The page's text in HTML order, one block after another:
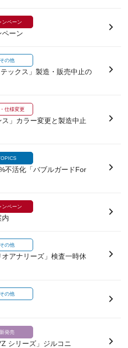
ンペーン
ペーン
その他
ックス」製造・販売中止の
仕様変更
ス」カラー変更と製造中止
不活化「バブルガードFor
ンペーン
内
その他
オアナリーズ」検査一時休
その他
新発売
シリーズ」ジルコニ